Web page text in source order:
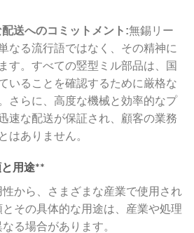
送へのコミットメント:無錫リー
なる流行語ではなく、その精神に
す。すべての竪型ミル部品は、国
いることを確認するために厳格な
さらに、高度な機械と効率的なプ
速な配送が保証され、顧客の業務
はありません。
用途**
から、さまざまな産業で使用され
その具体的な用途は、産業や処理
る場合があります。